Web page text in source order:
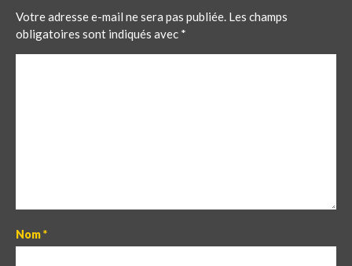
Votre adresse e-mail ne sera pas publiée. Les champs
obligatoires sont indiqués avec *
Nom*